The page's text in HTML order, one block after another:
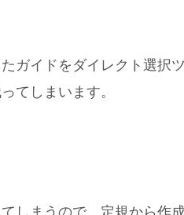
ガイドをダイレクト選択
てしまいます。